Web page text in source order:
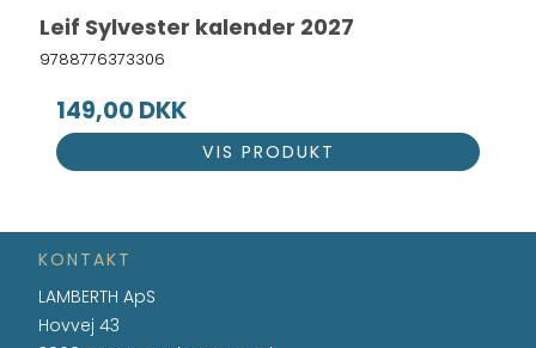
Leif Sylvester kalender 2027
9788776373306
149,00 DKK
VIS PRODUKT
KONTAKT
LAMBERTH ApS
Hovvej 43